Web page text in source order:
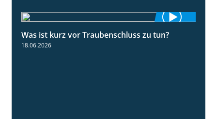
5:04
Was ist kurz vor Traubenschluss zu tun?
18.06.2026